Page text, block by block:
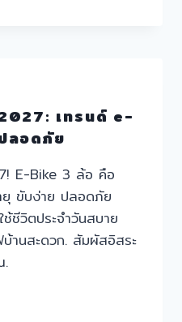
เทรนด์ e-
ลอดภัย
E-Bike 3 ล้อ คือ
ขับง่าย ปลอดภัย
ชีวิตประจำวันสบาย
านสะดวก. สัมผัสอิสระ
.